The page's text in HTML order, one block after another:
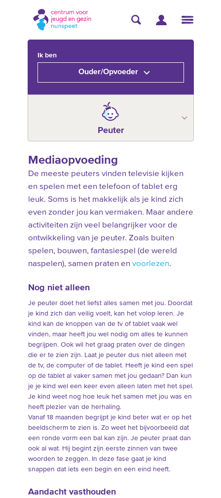
Ik ben
Ouder/Opvoeder
Peuter
Mediaopvoeding
De meeste peuters vinden televisie kijken
en spelen met een telefoon of tablet erg
leuk. Soms is het makkelijk als je kind zich
even zonder jou kan vermaken. Maar andere
activiteiten zijn veel belangrijker voor de
ontwikkeling van je peuter. Zoals buiten
spelen, bouwen, fantasiespel (de wereld
naspelen), samen praten en voorlezen.
Nog niet alleen
Je peuter doet het liefst alles samen met jou. Doordat
je kind zich dan veilig voelt, kan het volop leren. Je
kind kan de knoppen van de tv of tablet vaak wel
vinden, maar heeft jou wel nodig om alles te kunnen
begrijpen. Ook wil het graag praten over de dingen
die er te zien zijn. Laat je peuter dus niet alleen met
de tv, de computer of de tablet. Heeft je kind een spel
op de tablet al vaker samen met jou gedaan? Dan kun
je je kind wel een keer even alleen laten met het spel.
Je kind weet nog hoe leuk het samen met jou was en
heeft plezier van de herhaling.
Vanaf 18 maanden begrijpt je kind beter wat er op het
beeldscherm te zien is. Zo weet het bijvoorbeeld dat
een ronde vorm een bal kan zijn. Je peuter praat dan
ook al wat. Hij begint zijn eerste zinnen van twee
woorden te zeggen. In deze fase gaat je kind
snappen dat iets een begin en een eind heeft.
Aandacht vasthouden